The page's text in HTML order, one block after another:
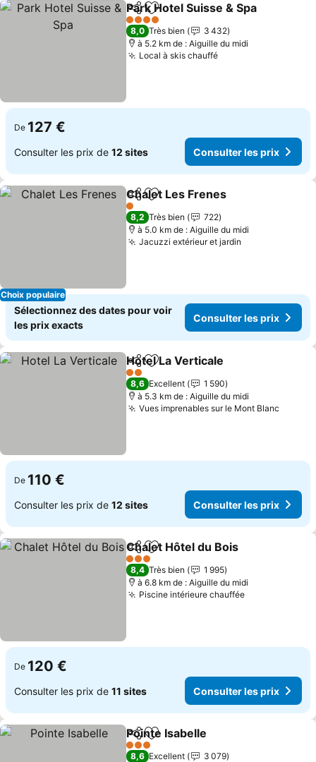
PartagerAjouter à mes favoris
Park Hotel Suisse & Spa
4 Étoiles
8,0 Très bien
3 432
à 5.2 km de : Aiguille du midi
Local à skis chauffé
De 127 €
Consulter les prix de 12 sites Consulter les prix
Choix populaire
PartagerAjouter à mes favoris
Chalet Les Frenes
1 Étoiles
8,2 Très bien
722
à 5.0 km de : Aiguille du midi
Jacuzzi extérieur et jardin
Sélectionnez des dates pour voir
les prix exacts
Consulter les prix
PartagerAjouter à mes favoris
Hotel La Verticale
2 Étoiles
8,6 Excellent
1 590
à 5.3 km de : Aiguille du midi
Vues imprenables sur le Mont Blanc
De 110 €
Consulter les prix de 12 sites Consulter les prix
PartagerAjouter à mes favoris
Chalet Hôtel du Bois
3 Étoiles
8,4 Très bien
1 995
à 6.8 km de : Aiguille du midi
Piscine intérieure chauffée
De 120 €
Consulter les prix de 11 sites Consulter les prix
PartagerAjouter à mes favoris
Pointe Isabelle
3 Étoiles
8,6 Excellent
3 079